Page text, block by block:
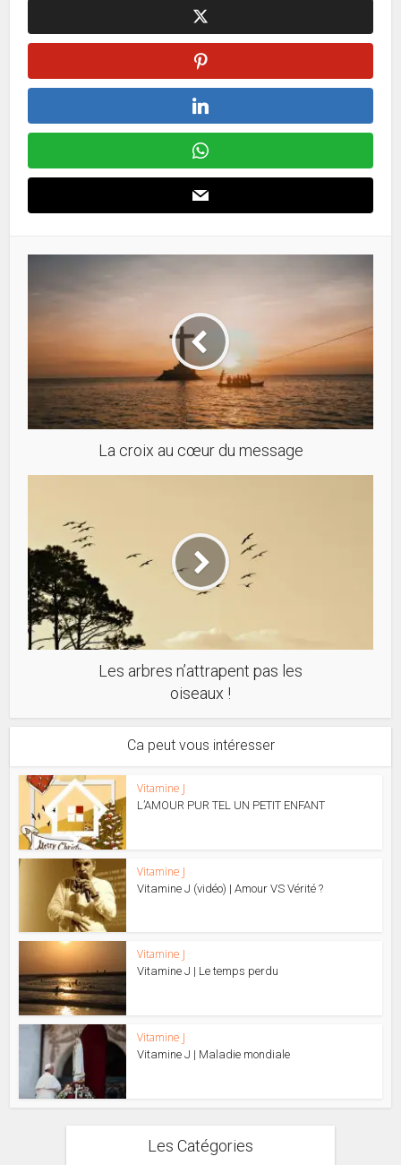
La croix au cœur du message
Les arbres n’attrapent pas les
oiseaux !
Ca peut vous intéresser
Vitamine J
L’AMOUR PUR TEL UN PETIT ENFANT
Vitamine J
Vitamine J (vidéo) | Amour VS Vérité ?
Vitamine J
Vitamine J | Le temps perdu
Vitamine J
Vitamine J | Maladie mondiale
Les Catégories